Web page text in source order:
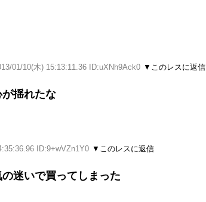
01/10(木) 15:13:11.36 ID:uXNh9Ack0 ▼このレスに返信
揺れたな
ID:9+wVZn1Y0 ▼このレスに返信
迷いで買ってしまった